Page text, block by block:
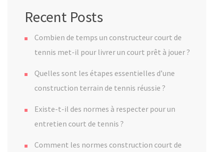
Recent Posts
Combien de temps un constructeur court de
tennis met-il pour livrer un court prêt à jouer ?
Quelles sont les étapes essentielles d’une
construction terrain de tennis réussie ?
Existe-t-il des normes à respecter pour un
entretien court de tennis ?
Comment les normes construction court de